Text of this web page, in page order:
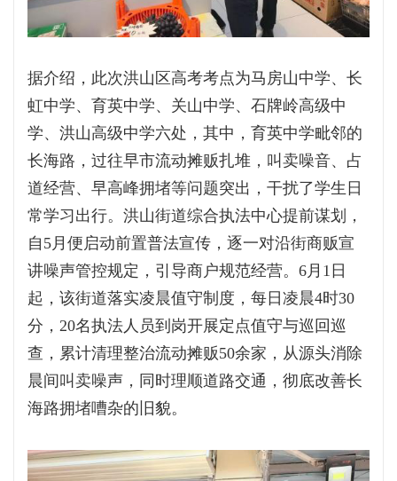
据介绍，此次洪山区高考考点为马房山中学、长
虹中学、育英中学、关山中学、石牌岭高级中
学、洪山高级中学六处，其中，育英中学毗邻的
长海路，过往早市流动摊贩扎堆，叫卖噪音、占
道经营、早高峰拥堵等问题突出，干扰了学生日
常学习出行。洪山街道综合执法中心提前谋划，
自5月便启动前置普法宣传，逐一对沿街商贩宣
讲噪声管控规定，引导商户规范经营。6月1日
起，该街道落实凌晨值守制度，每日凌晨4时30
分，20名执法人员到岗开展定点值守与巡回巡
查，累计清理整治流动摊贩50余家，从源头消除
晨间叫卖噪声，同时理顺道路交通，彻底改善长
海路拥堵嘈杂的旧貌。